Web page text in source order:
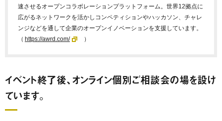
速させるオープンコラボレーションプラットフォーム。世界12拠点に
広がるネットワークを活かしコンペティションやハッカソン、チャレ
ンジなどを通して企業のオープンイノベーションを支援しています。
（ https://awrd.com/ ）
イベント終了後、オンライン個別ご相談会の場を設け
ています。